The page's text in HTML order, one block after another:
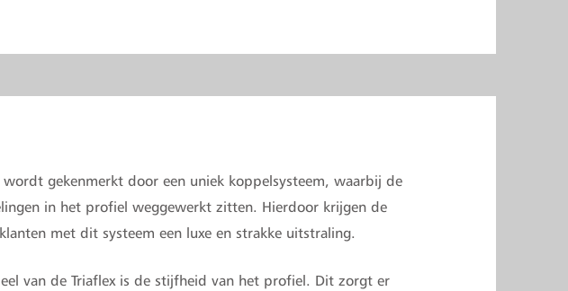
wordt gekenmerkt door een uniek koppelsysteem, waarbij de
in het profiel weggewerkt zitten. Hierdoor krijgen de
met dit systeem een luxe en strakke uitstraling.
van de Triaflex is de stijfheid van het profiel. Dit zorgt er